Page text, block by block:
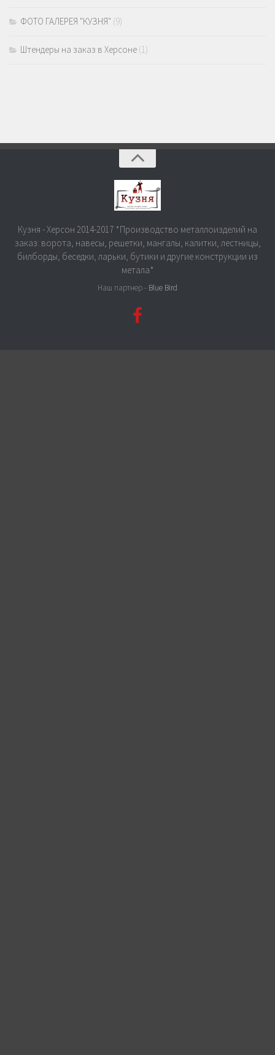
ФОТО ГАЛЕРЕЯ "КУЗНЯ" (9)
Штендеры на заказ в Херсоне (1)
Кузня - Херсон 2014-2017 *Производство металлоизделий на
заказ: ворота, навесы, решетки, мангалы, калитки, лестницы,
билборды, беседки, ларьки, бутики и другие конструкции из
метала*
Наш партнер - Blue Bird